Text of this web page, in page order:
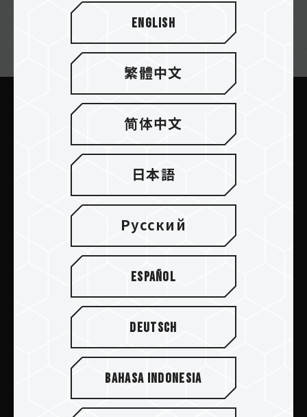
ニュースレターの購読
送信します
ニュースリリース
TEAMGROUPについて
サポート
コミュニティ
English
繁體中文
简体中文
日本語
Русский
Español
Deutsch
Bahasa Indonesia